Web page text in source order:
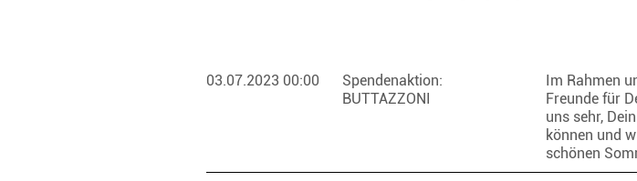
03.07.2023 00:00
Spendenaktion:
BUTTAZZONI
Im Rahmen
Freunde für
uns sehr,
können und
schönen